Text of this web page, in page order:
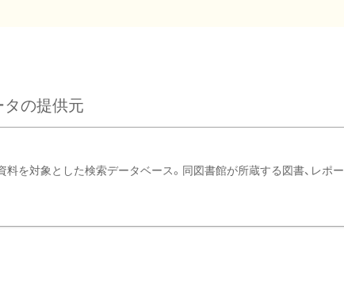
タの提供元
を対象とした検索データベース。同図書館が所蔵する図書、レポー